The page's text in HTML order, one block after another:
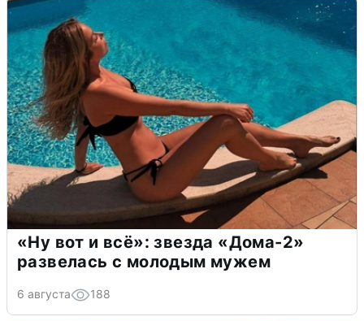
«Ну вот и всё»: звезда «Дома-2»
развелась с молодым мужем
6 августа 188